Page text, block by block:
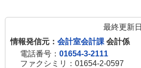
最終更新
情報発信元： 会計室会計課 会計係
電話番号： 01654-3-2111
ファクシミリ：01654-2-0597